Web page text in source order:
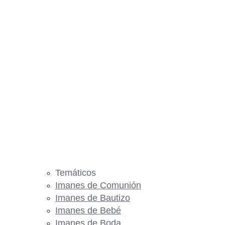
Temáticos
Imanes de Comunión
Imanes de Bautizo
Imanes de Bebé
Imanes de Boda